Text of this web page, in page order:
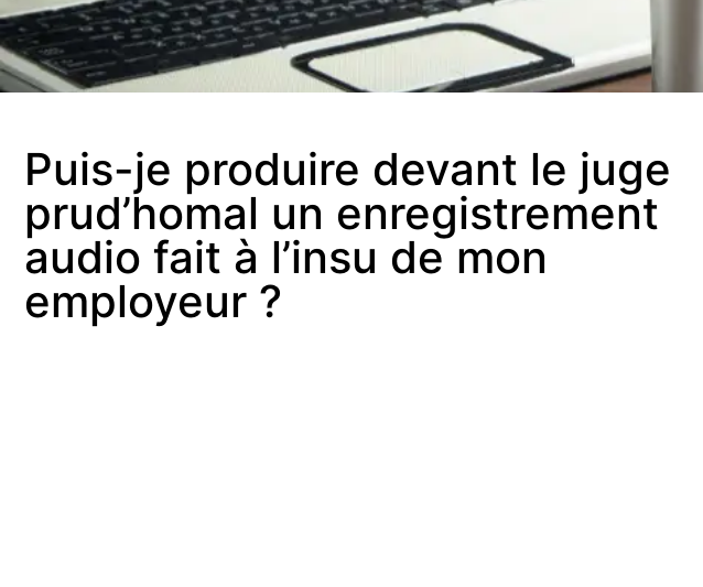
Puis-je produire devant le juge
prud’homal un enregistrement
audio fait à l’insu de mon
employeur ?